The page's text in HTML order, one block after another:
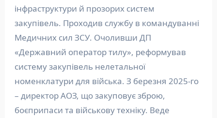
інфраструктури й прозорих систем
закупівель. Проходив службу в командуванні
Медичних сил ЗСУ. Очоливши ДП
«Державний оператор тилу», реформував
систему закупівель нелетальної
номенклатури для війська. З березня 2025-го
– директор АОЗ, що закуповує зброю,
боєприпаси та військову техніку. Веде